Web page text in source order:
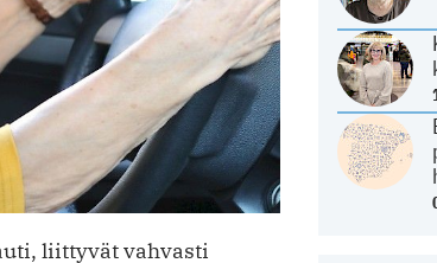
liittyvät vahvasti